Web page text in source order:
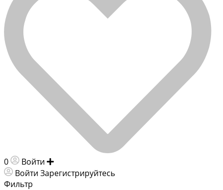
0 Войти
Войти Зарегистрируйтесь
Фильтр